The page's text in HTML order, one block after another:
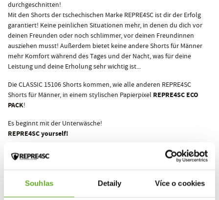
Souhlas Detaily Více o cookies
durchgeschnitten!
Mit den Shorts der tschechischen Marke REPRE4SC ist dir der Erfolg
garantiert! Keine peinlichen Situationen mehr, in denen du dich vor
deinen Freunden oder noch schlimmer, vor deinen Freundinnen
ausziehen musst! Außerdem bietet keine andere Shorts für Männer
mehr Komfort während des Tages und der Nacht, was für deine
Leistung und deine Erholung sehr wichtig ist...
Die CLASSIC 15106 Shorts kommen, wie alle anderen REPRE4SC
Shorts für Männer, in einem stylischen Papierpixel REPRE4SC ECO
PACK!
Es beginnt mit der Unterwäsche!
REPRE4SC yourself!